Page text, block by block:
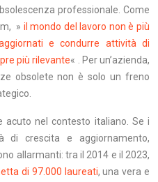
professionale. Come
» il mondo del lavoro non è più
e condurre attività di
più rilevante« . Per un’azienda,
obsolete non è solo un freno
acuto nel contesto italiano. Se i
di crescita e aggiornamento,
allarmanti: tra il 2014 e il 2023,
di 97.000 laureati, una vera e